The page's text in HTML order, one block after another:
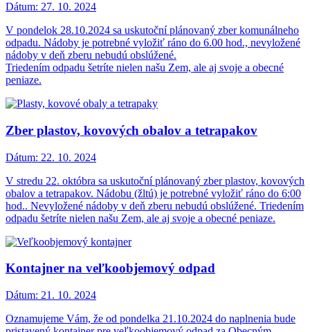
Dátum: 27. 10. 2024
V pondelok 28.10.2024 sa uskutoční plánovaný zber komunálneho
odpadu. Nádoby je potrebné vyložiť ráno do 6.00 hod., nevyložené
nádoby v deň zberu nebudú obslúžené.
Triedením odpadu šetríte nielen našu Zem, ale aj svoje a obecné
peniaze.
Zber plastov, kovových obalov a tetrapakov
Dátum: 22. 10. 2024
V stredu 22. októbra sa uskutoční plánovaný zber plastov, kovových
obalov a tetrapakov. Nádobu (žltú) je potrebné vyložiť ráno do 6:00
hod.. Nevyložené nádoby v deň zberu nebudú obslúžené. Triedením
odpadu šetríte nielen našu Zem, ale aj svoje a obecné peniaze.
Kontajner na veľkoobjemový odpad
Dátum: 21. 10. 2024
Oznamujeme Vám, že od pondelka 21.10.2024 do naplnenia bude